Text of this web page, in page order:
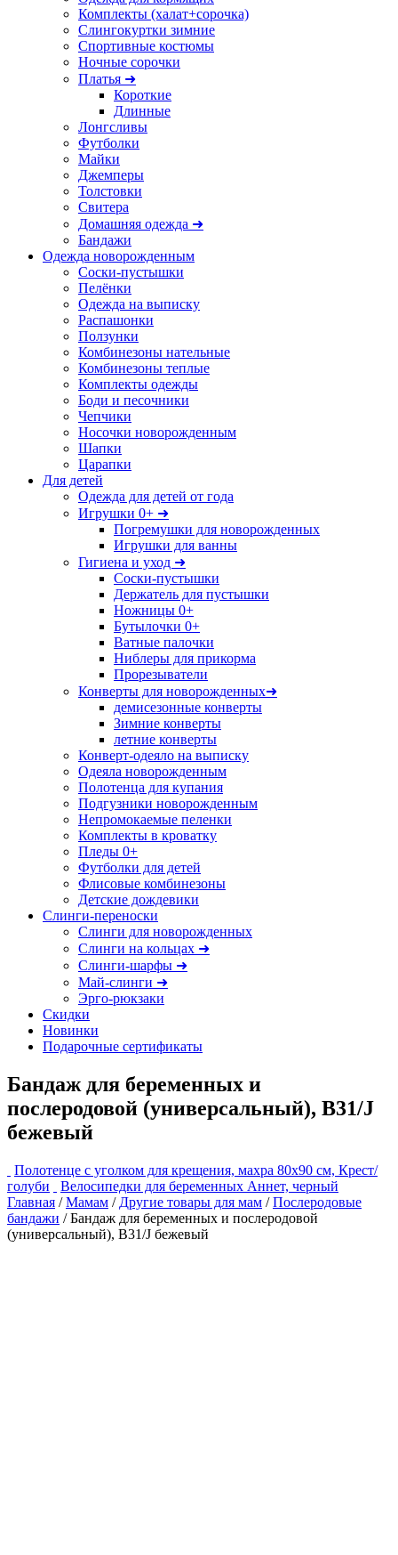
Комплекты (халат+сорочка)
Слингокуртки зимние
Спортивные костюмы
Ночные сорочки
Платья ➜
Короткие
Длинные
Лонгсливы
Футболки
Майки
Джемперы
Толстовки
Свитера
Домашняя одежда ➜
Бандажи
Одежда новорожденным
Соски-пустышки
Пелёнки
Одежда на выписку
Распашонки
Ползунки
Комбинезоны нательные
Комбинезоны теплые
Комплекты одежды
Боди и песочники
Чепчики
Носочки новорожденным
Шапки
Царапки
Для детей
Одежда для детей от года
Игрушки 0+ ➜
Погремушки для новорожденных
Игрушки для ванны
Гигиена и уход ➜
Соски-пустышки
Держатель для пустышки
Ножницы 0+
Бутылочки 0+
Ватные палочки
Ниблеры для прикорма
Прорезыватели
Конверты для новорожденных➜
демисезонные конверты
Зимние конверты
летние конверты
Конверт-одеяло на выписку
Одеяла новорожденным
Полотенца для купания
Подгузники новорожденным
Непромокаемые пеленки
Комплекты в кроватку
Пледы 0+
Футболки для детей
Флисовые комбинезоны
Детские дождевики
Слинги-переноски
Слинги для новорожденных
Слинги на кольцах ➜
Слинги-шарфы ➜
Май-слинги ➜
Эрго-рюкзаки
Скидки
Новинки
Подарочные сертификаты
Бандаж для беременных и
послеродовой (универсальный), В31/J
бежевый
Полотенце с уголком для крещения, махра 80х90 см, Крест/
голуби
Велосипедки для беременных Аннет, черный
Главная /Мамам / Другие товары для мам /Послеродовые
бандажи / Бандаж для беременных и послеродовой
(универсальный), В31/J бежевый